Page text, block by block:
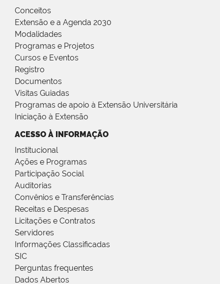
Conceitos
Extensão e a Agenda 2030
Modalidades
Programas e Projetos
Cursos e Eventos
Registro
Documentos
Visitas Guiadas
Programas de apoio à Extensão Universitária
Iniciação à Extensão
ACESSO À INFORMAÇÃO
Institucional
Ações e Programas
Participação Social
Auditorias
Convênios e Transferências
Receitas e Despesas
Licitações e Contratos
Servidores
Informações Classificadas
SIC
Perguntas frequentes
Dados Abertos